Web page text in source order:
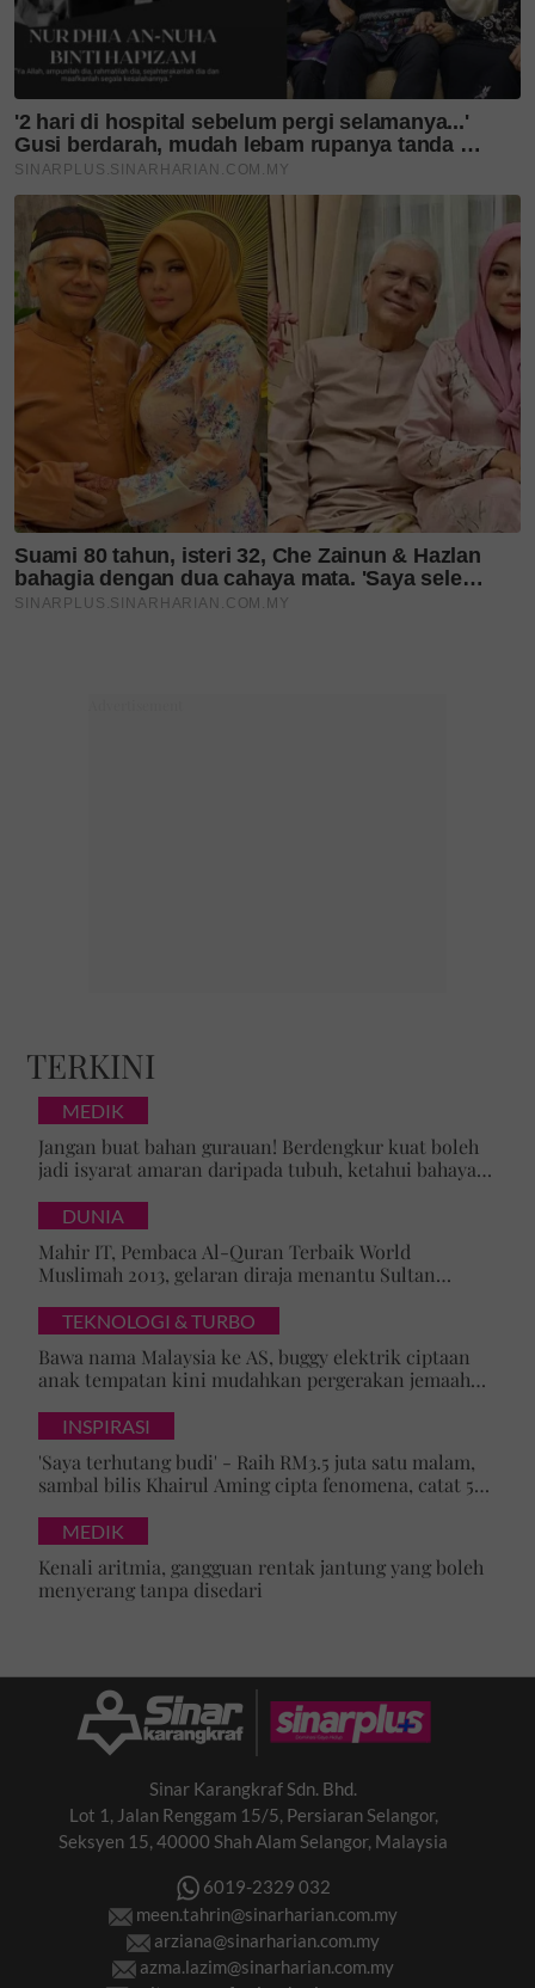
TERKINI
MEDIK
Jangan buat bahan gurauan! Berdengkur kuat boleh
jadi isyarat amaran daripada tubuh, ketahui bahaya
DUNIA
Mahir IT, Pembaca Al-Quran Terbaik World
Muslimah 2013, gelaran diraja menantu Sultan
merta
TEKNOLOGI & TURBO
Bawa nama Malaysia ke AS, buggy elektrik ciptaan
anak tempatan kini mudahkan pergerakan jemaah
INSPIRASI
'Saya terhutang budi' - Raih RM3.5 juta satu malam,
sambal bilis Khairul Aming cipta fenomena, catat 5
MEDIK
Kenali aritmia, gangguan rentak jantung yang boleh
menyerang tanpa disedari
Sinar Karangkraf Sdn. Bhd.
Lot 1, Jalan Renggam 15/5, Persiaran Selangor,
Seksyen 15, 40000 Shah Alam Selangor, Malaysia
6019-2329 032
meen.tahrin@sinarharian.com.my
arziana@sinarharian.com.my
azma.lazim@sinarharian.com.my